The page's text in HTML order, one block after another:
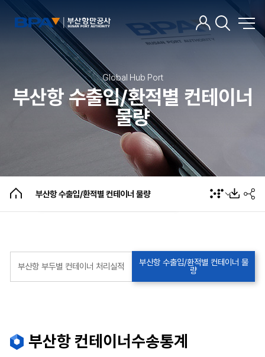
Global Hub Port
부산항 수출입/환적별 컨테이너
물량
부산항 수출입/환적별 컨테이너 물량
부산항 부두별 컨테이너 처리실적
부산항 수출입/환적별 컨테이너 물량
부산항 부두별 컨테이너 처리실적
부산항 수출입/환적별 컨테이너 물
량
부산항 컨테이너수송통계